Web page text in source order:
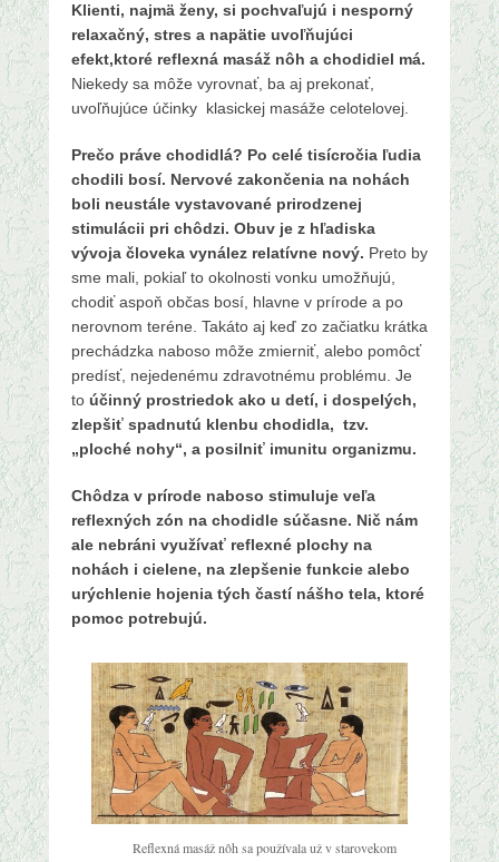
n
Klienti, najmä ženy, si pochvaľujú i nesporný
relaxačný, stres a napätie uvoľňujúci
efekt,ktoré reflexná masáž nôh a chodidiel má.
Niekedy sa môže vyrovnať, ba aj prekonať,
uvoľňujúce účinky klasickej masáže celotelovej.
Prečo práve chodidlá? Po celé tisícročia ľudia
chodili bosí. Nervové zakončenia na nohách
boli neustále vystavované prirodzenej
stimulácii pri chôdzi. Obuv je z hľadiska
vývoja človeka vynález relatívne nový. Preto by
sme mali, pokiaľ to okolnosti vonku umožňujú,
chodiť aspoň občas bosí, hlavne v prírode a po
nerovnom teréne. Takáto aj keď zo začiatku krátka
prechádzka naboso môže zmierniť, alebo pomôcť
predísť, nejedenému zdravotnému problému. Je
to účinný prostriedok ako u detí, i dospelých,
zlepšiť spadnutú klenbu chodidla, tzv.
„ploché nohy“, a posilniť imunitu organizmu.
Chôdza v prírode naboso stimuluje veľa
reflexných zón na chodidle súčasne. Nič nám
ale nebráni využívať reflexné plochy na
nohách i cielene, na zlepšenie funkcie alebo
urýchlenie hojenia tých častí nášho tela, ktoré
pomoc potrebujú.
Reflexná masáž nôh sa používala už v starovekom